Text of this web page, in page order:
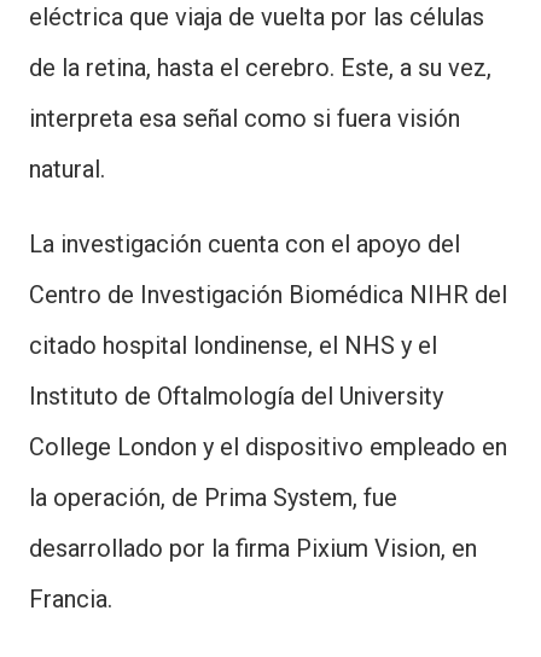
eléctrica que viaja de vuelta por las células
de la retina, hasta el cerebro. Este, a su vez,
interpreta esa señal como si fuera visión
natural.
La investigación cuenta con el apoyo del
Centro de Investigación Biomédica NIHR del
citado hospital londinense, el NHS y el
Instituto de Oftalmología del University
College London y el dispositivo empleado en
la operación, de Prima System, fue
desarrollado por la firma Pixium Vision, en
Francia.